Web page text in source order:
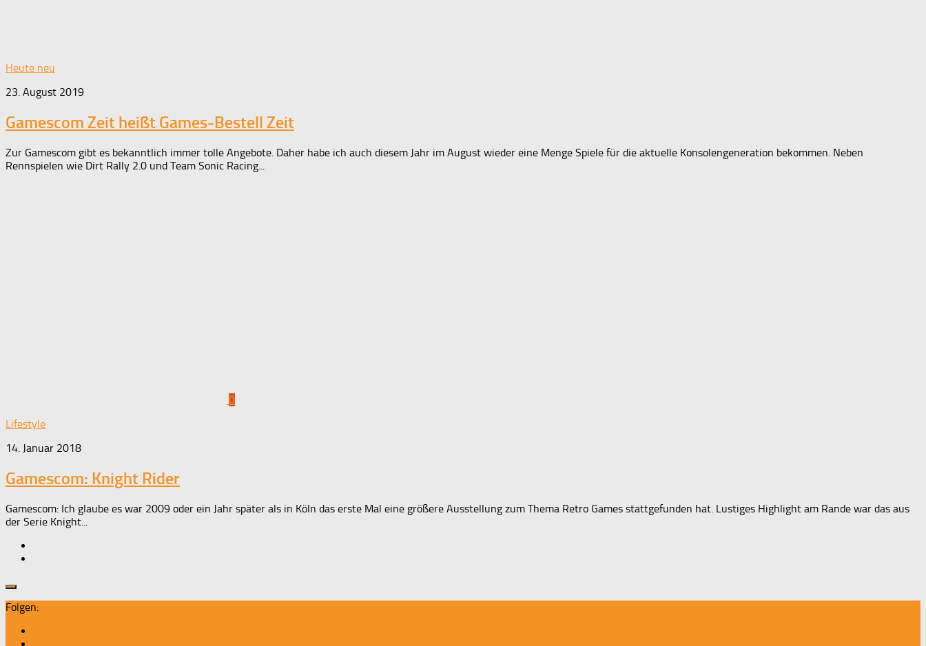
Heute neu
23. August 2019
Gamescom Zeit heißt Games-Bestell Zeit
Zur Gamescom gibt es bekanntlich immer tolle Angebote. Daher habe ich auch diesem Jahr im August wieder eine Menge Spiele für die aktuelle Konsolengeneration bekommen. Neben
Rennspielen wie Dirt Rally 2.0 und Team Sonic Racing...
0
Lifestyle
14. Januar 2018
Gamescom: Knight Rider
Gamescom: Ich glaube es war 2009 oder ein Jahr später als in Köln das erste Mal eine größere Ausstellung zum Thema Retro Games stattgefunden hat. Lustiges Highlight am Rande war das aus
der Serie Knight...
Folgen: